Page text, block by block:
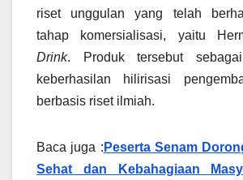
riset unggulan yang telah
tahap komersialisasi, yaitu
Drink. Produk tersebut
keberhasilan hilirisasi
berbasis riset ilmiah.
Baca juga : Peserta Senam
Sehat dan Kebahagiaan